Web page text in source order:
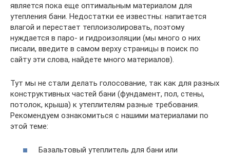
является пока еще оптимальным материалом для
утепления бани. Недостатки ее известны: напитается
влагой и перестает теплоизолировать, поэтому
нуждается в паро- и гидроизоляции (мы много о них
писали, введите в самом верху страницы в поиск по
сайту эти слова, найдете много материалов).
Тут мы не стали делать голосование, так как для разных
конструктивных частей бани (фундамент, пол, стены,
потолок, крыша) к утеплителям разные требования.
Рекомендуем ознакомиться с нашими материалами по
этой теме:
Базальтовый утеплитель для бани или